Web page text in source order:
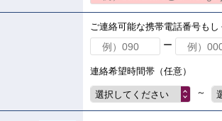
ご連絡可能な携帯電話番号も
ー
連絡希望時間帯（任意）
選択してください ～